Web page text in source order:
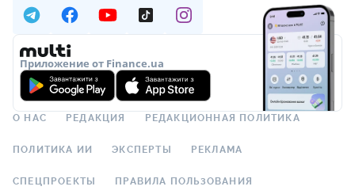
Приложение от Finance.ua
О НАС РЕДАКЦИЯ РЕДАКЦИОННАЯ ПОЛИТИКА
ПОЛИТИКА ИИ ЭКСПЕРТЫ РЕКЛАМА
СПЕЦПРОЕКТЫ ПРАВИЛА ПОЛЬЗОВАНИЯ